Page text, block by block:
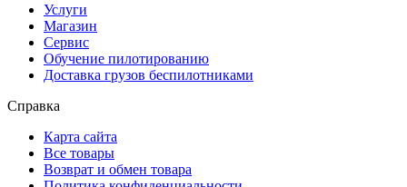
Услуги
Магазин
Сервис
Обучение пилотированию
Доставка грузов беспилотниками
Справка
Карта сайта
Все товары
Возврат и обмен товара